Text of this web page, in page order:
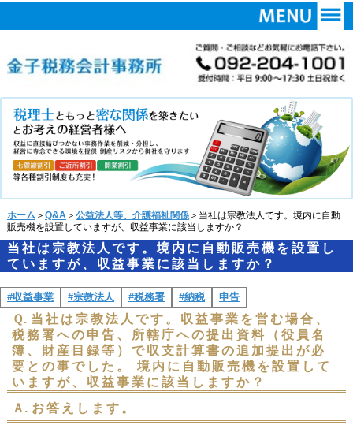
ホーム ＞ Q&A ＞ 公益法人等、介護福祉関係＞当社は宗教法人です。境内に自動
販売機を設置していますが、収益事業に該当しますか？
当社は宗教法人です。境内に自動販売機を設置し
ていますが、収益事業に該当しますか？
#収益事業 #宗教法人 #税務署 #納税 申告
Ｑ. 当社は宗教法人です。収益事業を営む場合、
税務署への申告、所轄庁への提出資料（役員名
簿、財産目録等）で収支計算書の追加提出が必
要との事でした。 境内に自動販売機を設置して
いますが、収益事業に該当しますか？
Ａ. お答えします。